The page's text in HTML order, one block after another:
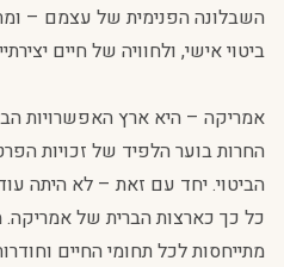
השבלונה הפנימית של עצמם –
ביטוי אישי, ולחוויה של חיים
אמריקה – היא ארץ האפשרויות
החרות בוער הלפיד של זכויות
הביטוי. יחד עם זאת – לא היתה
כל כך כארצות הברית של
מתייחסות לכל תחומי החיים